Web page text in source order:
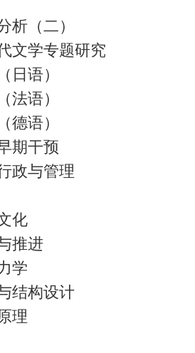
析（二）
文学专题研究
日语）
法语）
德语）
期干预
政与管理
化
推进
学
结构设计
理